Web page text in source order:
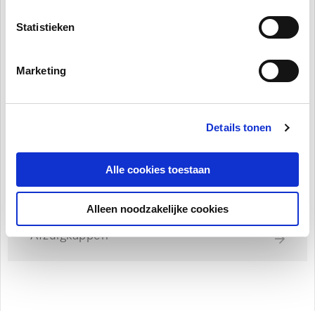
Statistieken
Marketing
Details tonen
Alle cookies toestaan
Alleen noodzakelijke cookies
Afzuigkappen